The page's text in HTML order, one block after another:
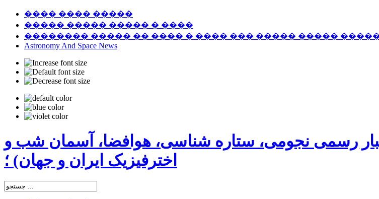
���� ���� �����
����� ����� ����� � ����
�������� ����� �� ���� � ���� ��� ����� �����
Astronomy And Space News
رسمی نجومی، ستاره شناسی، هوافضا، آسمان شب و
اخترفیزیک ایران و جهان) ؛